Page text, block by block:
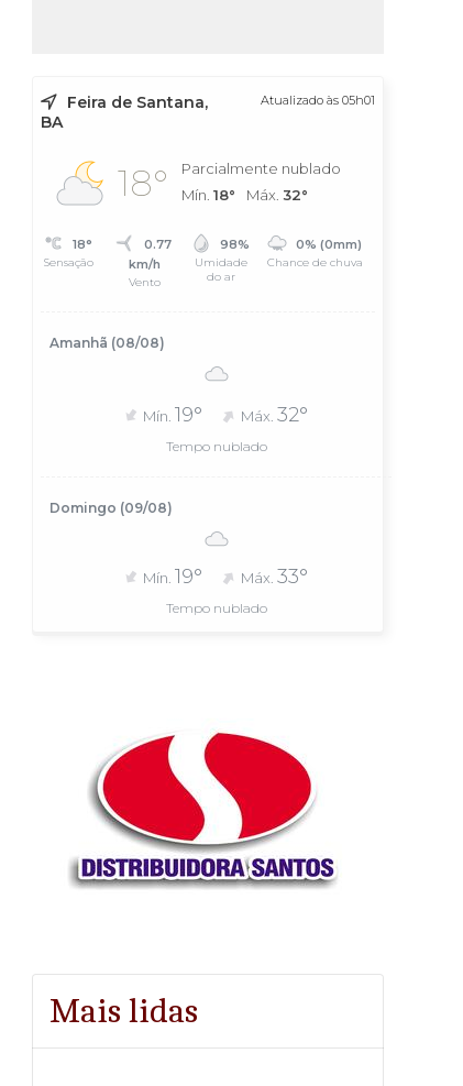
Feira de Santana,
BA
Atualizado às 05h01
18°
Parcialmente nublado
Mín. 18° Máx. 32°
18°
Sensação
0.77
km/h
Vento
98%
Umidade
do ar
0% (0mm)
Chance de chuva
Amanhã (08/08)
Mín. 19° Máx.32°
Tempo nublado
Domingo (09/08)
Mín. 19° Máx.33°
Tempo nublado
Mais lidas